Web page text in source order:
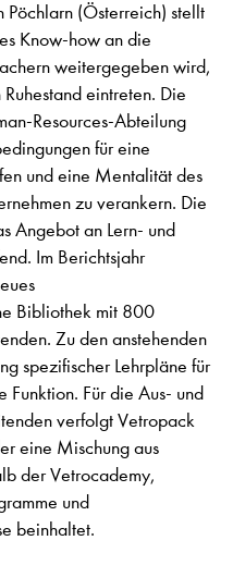
Pöchlarn (Österreich) stellt
Know-how an die
weitergegeben wird,
eintreten. Die
Resources-Abteilung
für eine
und eine Mentalität des
zu verankern. Die
Angebot an Lern- und
Im Berichtsjahr
Bibliothek mit 800
Zu den anstehenden
spezifischer Lehrpläne für
Funktion. Für die Aus- und
verfolgt Vetropack
eine Mischung aus
der Vetrocademy,
und
beinhaltet.